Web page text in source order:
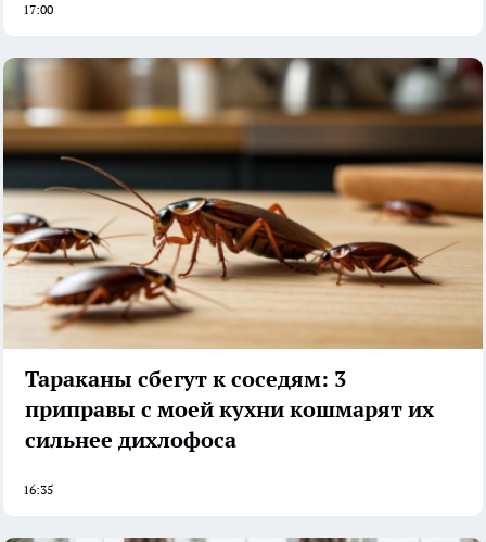
17:00
Тараканы сбегут к соседям: 3
приправы с моей кухни кошмарят их
сильнее дихлофоса
16:35